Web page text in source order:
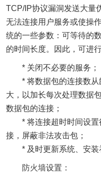
TCP/IP协议漏洞发送大量
无法连接用户服务或使操
统的一些参数：可等待的
的时间长度。因此，可进
* 关闭不必要的服务；
* 将数据包的连接数从
大，以加长每次处理数据
数据包的连接；
* 将连接超时时间设置
接，屏蔽非法攻击包；
* 及时更新系统、安装
防火墙设置：